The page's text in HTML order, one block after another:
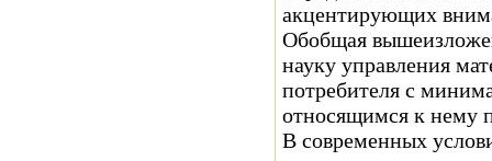
акцентирующих
Обобщая
науку управления
потребителя с
относящимся к нему
В современных